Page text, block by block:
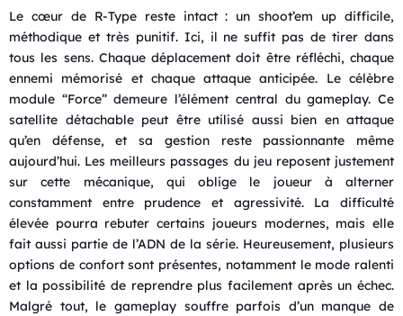
Le cœur de R-Type reste intact : un shoot’em up difficile,
méthodique et très punitif. Ici, il ne suffit pas de tirer dans
tous les sens. Chaque déplacement doit être réfléchi, chaque
ennemi mémorisé et chaque attaque anticipée. Le célèbre
module “Force” demeure l’élément central du gameplay. Ce
satellite détachable peut être utilisé aussi bien en attaque
qu’en défense, et sa gestion reste passionnante même
aujourd’hui. Les meilleurs passages du jeu reposent justement
sur cette mécanique, qui oblige le joueur à alterner
constamment entre prudence et agressivité. La difficulté
élevée pourra rebuter certains joueurs modernes, mais elle
fait aussi partie de l’ADN de la série. Heureusement, plusieurs
options de confort sont présentes, notamment le mode ralenti
et la possibilité de reprendre plus facilement après un échec.
Malgré tout, le gameplay souffre parfois d’un manque de